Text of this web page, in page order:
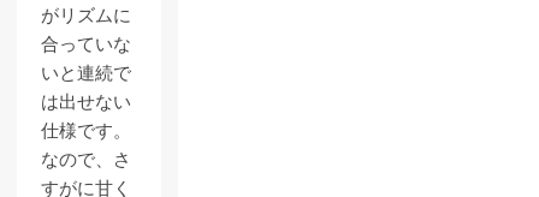
がリズムに
合っていな
いと連続で
は出せない
仕様です。
なので、さ
すがに甘く